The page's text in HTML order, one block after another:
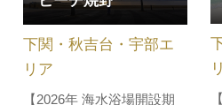
ロケーションの中でキャン
プを楽しめると人気のスポ
ットです…
【2026年 海水浴場開設期
下関・秋吉台・宇部エ
リア